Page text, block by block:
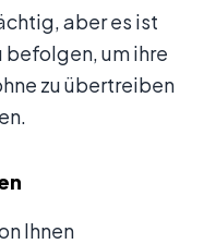
aber es ist
um ihre
zu übertreiben
Ihnen